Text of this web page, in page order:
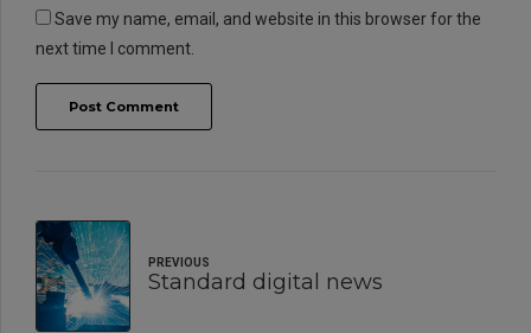
Save my name, email, and website in this browser for the
next time I comment.
Post Comment
PREVIOUS
Standard digital news